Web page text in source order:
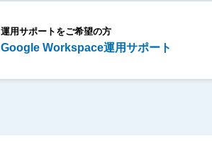
運用サポートをご希望の方
Google Workspace運用サポート